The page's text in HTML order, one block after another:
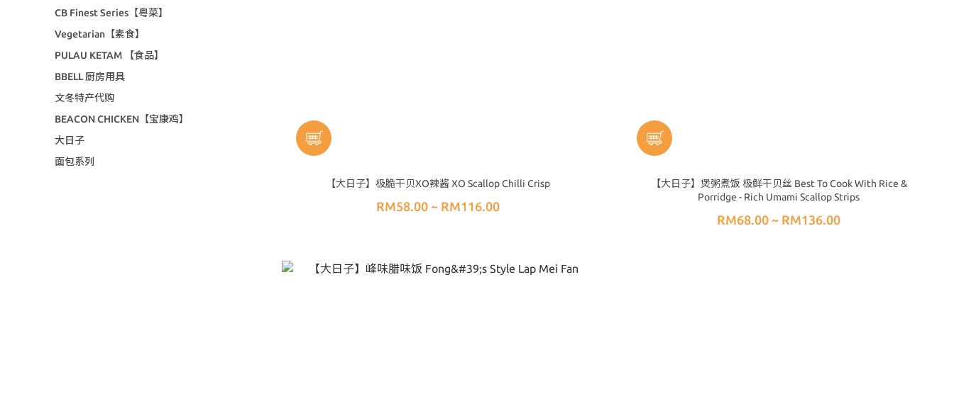
CB Finest Series【粤菜】
Vegetarian【素食】
PULAU KETAM 【食品】
BBELL 厨房用具
文冬特产代购
BEACON CHICKEN【宝康鸡】
大日子
面包系列
【大日子】极脆干贝XO辣酱 XO Scallop Chilli Crisp
RM58.00 ~ RM116.00
【大日子】煲粥煮饭 极鲜干贝丝 Best To Cook With Rice &
Porridge - Rich Umami Scallop Strips
RM68.00 ~ RM136.00